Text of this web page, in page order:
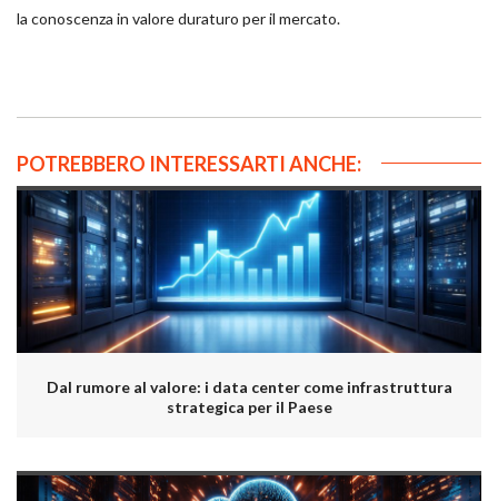
la conoscenza in valore duraturo per il mercato.
POTREBBERO INTERESSARTI ANCHE:
Dal rumore al valore: i data center come infrastruttura
strategica per il Paese